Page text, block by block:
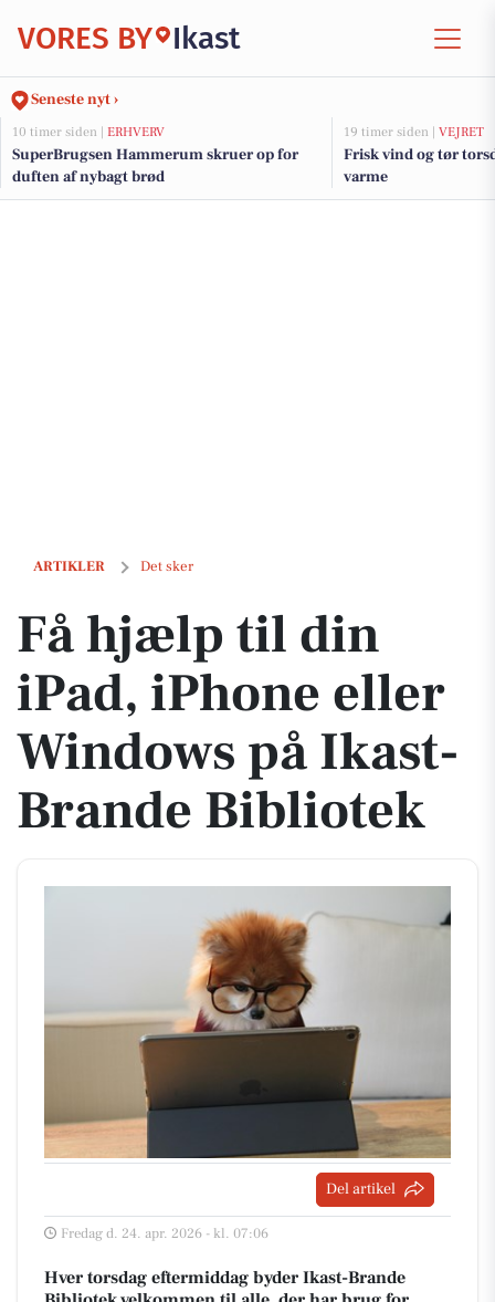
VORES BY Ikast
Seneste nyt ›
10 timer siden | ERHVERV
SuperBrugsen Hammerum skruer op for
duften af nybagt brød
19 timer siden | VEJRET
Frisk vind og tør
varme
ARTIKLER Det sker
Få hjælp til din iPad, iPhone eller Windows på Ikast-Brande Bibliotek
Få hjælp til din
iPad, iPhone eller
Windows på Ikast-
Brande Bibliotek
Del artikel
Fredag d. 24. apr. 2026 - kl. 07:06
Hver torsdag eftermiddag byder Ikast-Brande